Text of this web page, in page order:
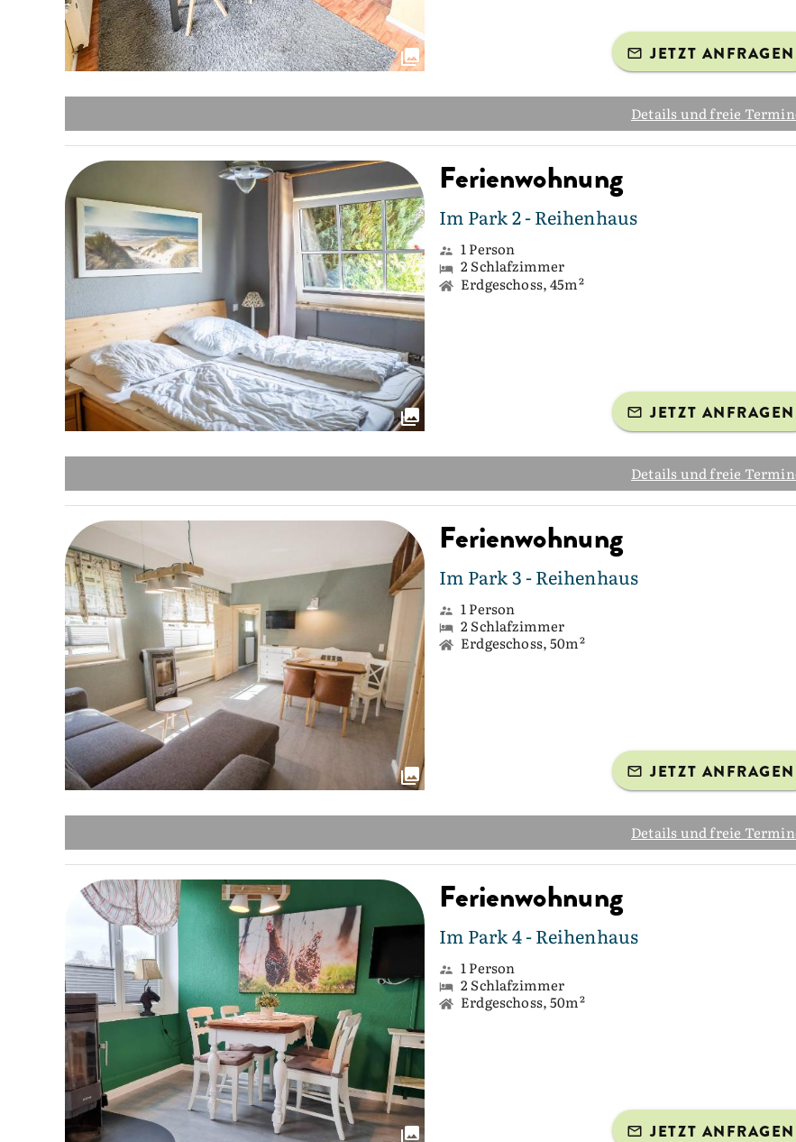
JETZT ANFRAGEN
Details und freie
Ferienwohnung
Im Park 2 - Reihenhaus
1 Person
2 Schlafzimmer
Erdgeschoss, 45m²
JETZT ANFRAGEN
Details und freie
Ferienwohnung
Im Park 3 - Reihenhaus
1 Person
2 Schlafzimmer
Erdgeschoss, 50m²
JETZT ANFRAGEN
Details und freie
Ferienwohnung
Im Park 4 - Reihenhaus
1 Person
2 Schlafzimmer
Erdgeschoss, 50m²
JETZT ANFRAGEN